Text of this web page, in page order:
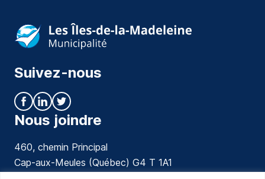
Suivez-nous
Nous joindre
460, chemin Principal
Cap-aux-Meules (Québec) G4 T 1A1